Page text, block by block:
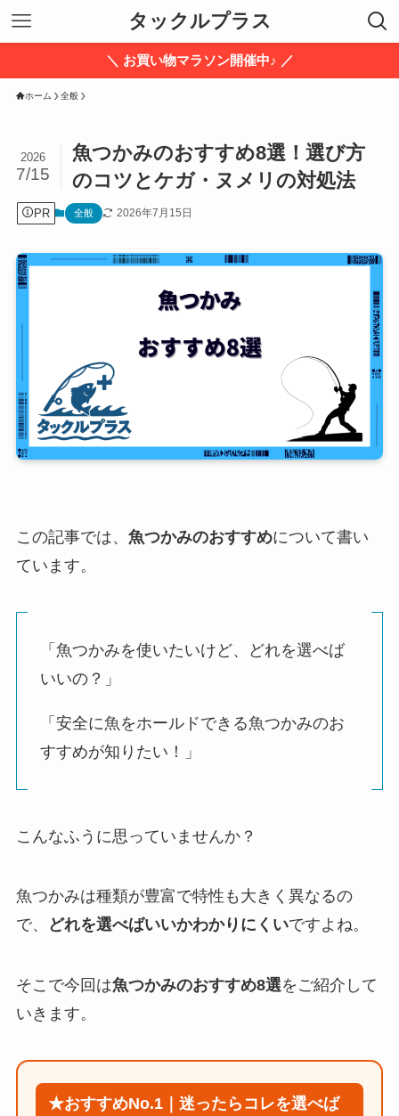
タックルプラス
＼ お買い物マラソン開催中♪ ／
ホーム 全般
魚つかみのおすすめ8選！選び方
のコツとケガ・ヌメリの対処法
2026
7/15
PR 全般 2026年7月15日
この記事では、 魚つかみのおすすめについて書い
ています。
「魚つかみを使いたいけど、どれを選べば
いいの？」
「安全に魚をホールドできる魚つかみのお
すすめが知りたい！」
こんなふうに思っていませんか？
魚つかみは種類が豊富で特性も大きく異なるの
で、
どれを選べばいいかわかりにくいですよね。
そこで今回は魚つかみのおすすめ8選をご紹介して
いきます。
★おすすめNo.1｜迷ったらコレを選べば